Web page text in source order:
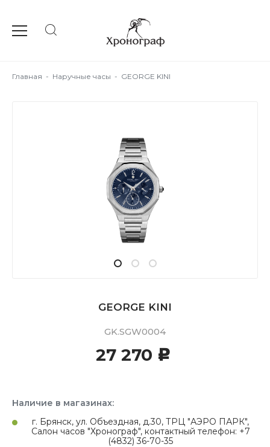
Главная - Наручные часы - GEORGE KINI
GEORGE KINI
GK.SGW0004
27 270 c
Наличие в магазинах:
г. Брянск, ул. Объездная, д.30, ТРЦ "АЭРО ПАРК",
Салон часов "Хронограф", контактный телефон: +7
(4832) 36-70-35